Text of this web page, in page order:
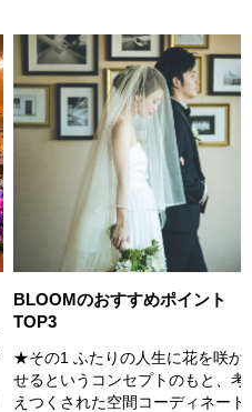
BLOOMのおすすめポイント
TOP3
★その1 ふたりの人生に花を咲か
せるというコンセプトのもと、考
えつくされた空間コーディネート